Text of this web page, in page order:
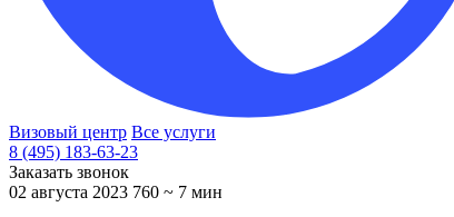
Визовый центр Все услуги
8 (495) 183-63-23
Заказать звонок
02 августа 2023 760 ~ 7 мин